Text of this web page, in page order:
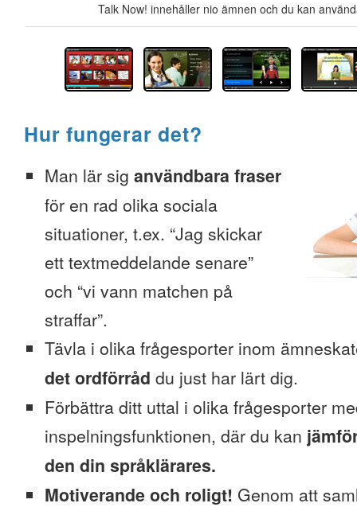
Talk Now! innehåller nio ämnen och du kan
Hur fungerar det?
Man lär sig användbara fraser
för en rad olika sociala
situationer, t.ex. “Jag skickar
ett textmeddelande senare”
och “vi vann matchen på
straffar”.
Tävla i olika frågesporter inom
det ordförråd du just har lärt dig.
Förbättra ditt uttal i olika frågesporter
inspelningsfunktionen, där du kan
den din språklärares.
Motiverande och roligt! Genom att